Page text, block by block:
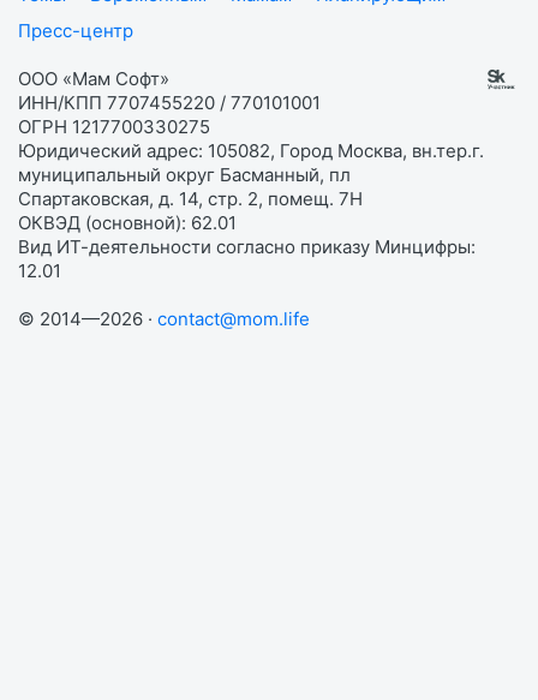
Пресс-центр
ООО «Мам Софт»
ИНН/КПП 7707455220 / 770101001
ОГРН 1217700330275
Юридический адрес: 105082, Город Москва, вн.тер.г.
муниципальный округ Басманный, пл
Спартаковская, д. 14, стр. 2, помещ. 7Н
ОКВЭД (основной): 62.01
Вид ИТ-деятельности согласно приказу Минцифры:
12.01
© 2014—2026 · contact@mom.life